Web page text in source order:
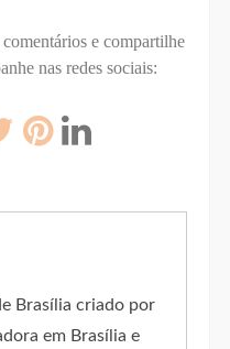
e compartilhe
nas redes sociais:
Brasília criado por
em Brasília e